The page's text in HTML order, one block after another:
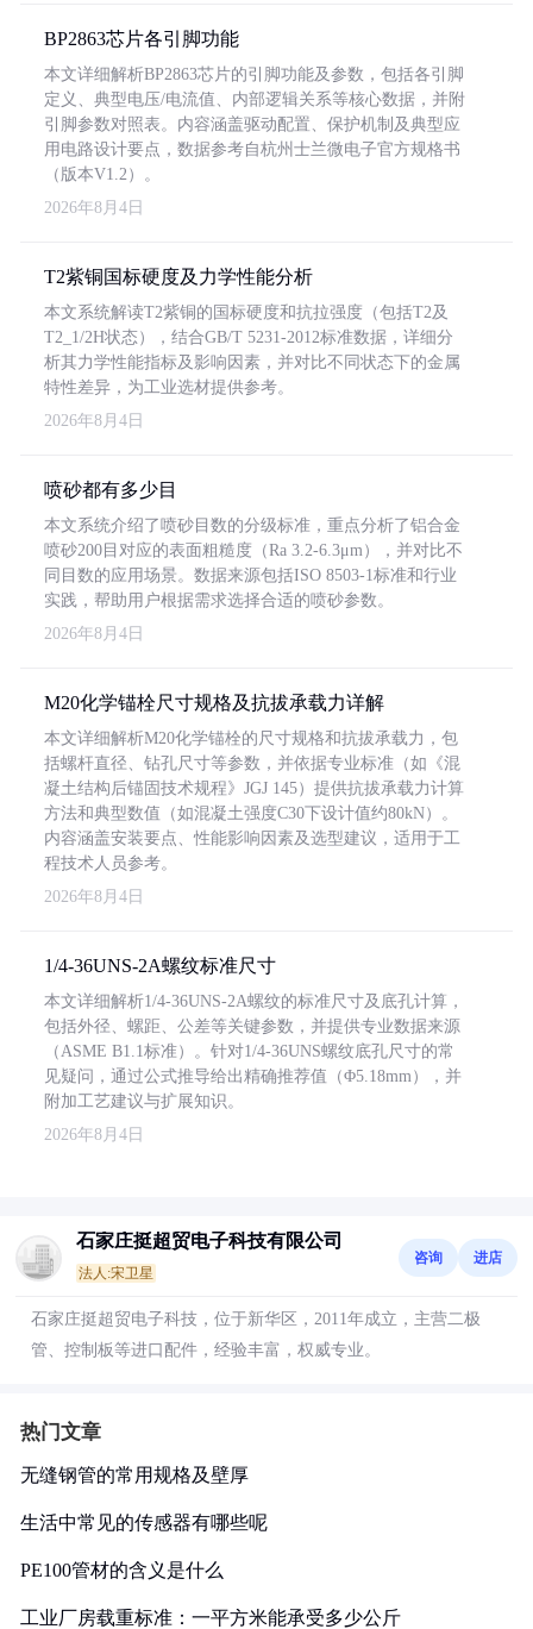
BP2863芯片各引脚功能
本文详细解析BP2863芯片的引脚功能及参数，包括各引脚
定义、典型电压/电流值、内部逻辑关系等核心数据，并附
引脚参数对照表。内容涵盖驱动配置、保护机制及典型应
用电路设计要点，数据参考自杭州士兰微电子官方规格书
（版本V1.2）。
2026年8月4日
T2紫铜国标硬度及力学性能分析
本文系统解读T2紫铜的国标硬度和抗拉强度（包括T2及
T2_1/2H状态），结合GB/T 5231-2012标准数据，详细分
析其力学性能指标及影响因素，并对比不同状态下的金属
特性差异，为工业选材提供参考。
2026年8月4日
喷砂都有多少目
本文系统介绍了喷砂目数的分级标准，重点分析了铝合金
喷砂200目对应的表面粗糙度（Ra 3.2-6.3μm），并对比不
同目数的应用场景。数据来源包括ISO 8503-1标准和行业
实践，帮助用户根据需求选择合适的喷砂参数。
2026年8月4日
M20化学锚栓尺寸规格及抗拔承载力详解
本文详细解析M20化学锚栓的尺寸规格和抗拔承载力，包
括螺杆直径、钻孔尺寸等参数，并依据专业标准（如《混
凝土结构后锚固技术规程》JGJ 145）提供抗拔承载力计算
方法和典型数值（如混凝土强度C30下设计值约80kN）。
内容涵盖安装要点、性能影响因素及选型建议，适用于工
程技术人员参考。
2026年8月4日
1/4-36UNS-2A螺纹标准尺寸
本文详细解析1/4-36UNS-2A螺纹的标准尺寸及底孔计算，
包括外径、螺距、公差等关键参数，并提供专业数据来源
（ASME B1.1标准）。针对1/4-36UNS螺纹底孔尺寸的常
见疑问，通过公式推导给出精确推荐值（Φ5.18mm），并
附加工艺建议与扩展知识。
2026年8月4日
石家庄挺超贸电子科技有限公司
法人:宋卫星
咨询 进店
石家庄挺超贸电子科技，位于新华区，2011年成立，主营二极
管、控制板等进口配件，经验丰富，权威专业。
热门文章
无缝钢管的常用规格及壁厚
生活中常见的传感器有哪些呢
PE100管材的含义是什么
工业厂房载重标准：一平方米能承受多少公斤